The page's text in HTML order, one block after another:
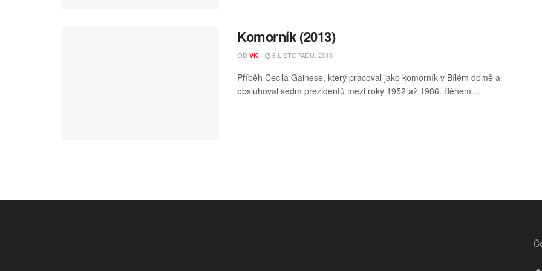
Komorník (2013)
OD VK 6 LISTOPADU, 2013
Příběh Cecila Gainese, který pracoval jako komorník v Bílém domě a
obsluhoval sedm prezidentů mezi roky 1952 až 1986. Během ...